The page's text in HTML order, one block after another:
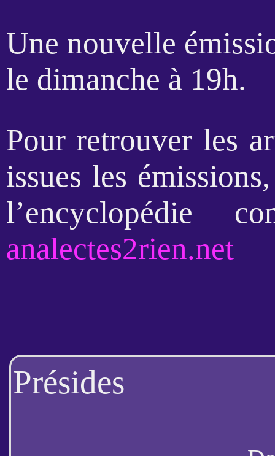
Une nouvelle
le dimanche à 19h.
Pour retrouver les
issues les
l’encyclopédie
analectes2rien.net
Présides